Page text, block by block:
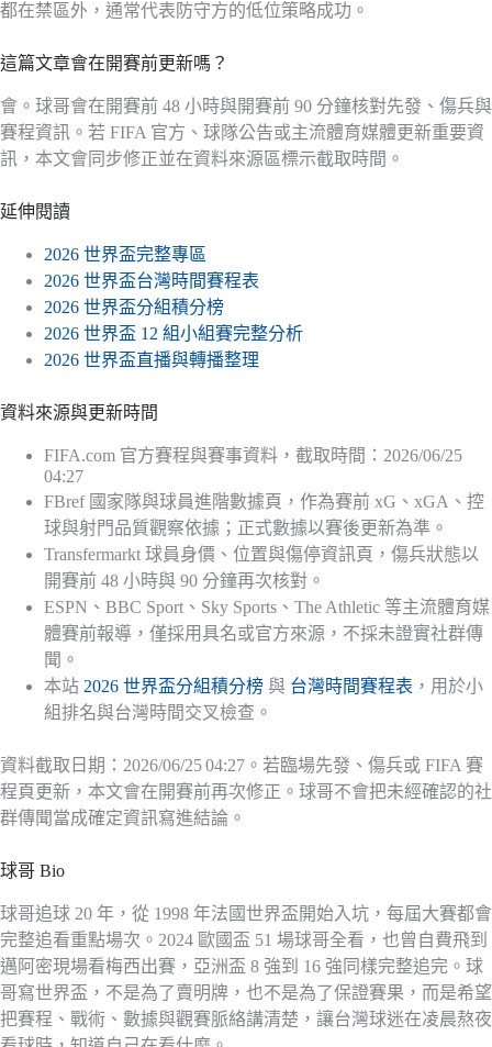
都在禁區外，通常代表防守方的低位策略成功。
這篇文章會在開賽前更新嗎？
會。球哥會在開賽前 48 小時與開賽前 90 分鐘核對先發、傷兵與
賽程資訊。若 FIFA 官方、球隊公告或主流體育媒體更新重要資
訊，本文會同步修正並在資料來源區標示截取時間。
延伸閱讀
2026 世界盃完整專區
2026 世界盃台灣時間賽程表
2026 世界盃分組積分榜
2026 世界盃 12 組小組賽完整分析
2026 世界盃直播與轉播整理
資料來源與更新時間
FIFA.com 官方賽程與賽事資料，截取時間：2026/06/25
04:27
FBref 國家隊與球員進階數據頁，作為賽前 xG、xGA、控
球與射門品質觀察依據；正式數據以賽後更新為準。
Transfermarkt 球員身價、位置與傷停資訊頁，傷兵狀態以
開賽前 48 小時與 90 分鐘再次核對。
ESPN、BBC Sport、Sky Sports、The Athletic 等主流體育媒
體賽前報導，僅採用具名或官方來源，不採未證實社群傳
聞。
本站 2026 世界盃分組積分榜 與 台灣時間賽程表 ，用於小
組排名與台灣時間交叉檢查。
資料截取日期：2026/06/25 04:27。若臨場先發、傷兵或 FIFA 賽
程頁更新，本文會在開賽前再次修正。球哥不會把未經確認的社
群傳聞當成確定資訊寫進結論。
球哥 Bio
球哥追球 20 年，從 1998 年法國世界盃開始入坑，每屆大賽都會
完整追看重點場次。2024 歐國盃 51 場球哥全看，也曾自費飛到
邁阿密現場看梅西出賽，亞洲盃 8 強到 16 強同樣完整追完。球
哥寫世界盃，不是為了賣明牌，也不是為了保證賽果，而是希望
把賽程、戰術、數據與觀賽脈絡講清楚，讓台灣球迷在凌晨熬夜